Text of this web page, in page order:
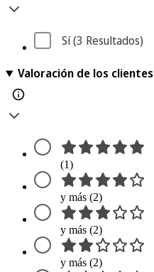
Sí (3 Resultados)
Valoración de los clientes
(1)
y más (2)
y más (2)
y más (2)